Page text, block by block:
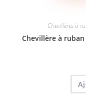
Chevillères à
Chevillère à ruban